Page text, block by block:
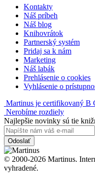
Kontakty
Náš príbeh
Náš blog
Knihovrátok
Partnerský systém
Pridaj sa k nám
Marketing
Náš labák
Prehlásenie o cookies
Vyhlásenie o
Martinus je certifikovaný B
Nerobíme rozdiely
Najlepšie novinky sú tie
Odoslať
© 2000-2026 Martinus.
vyhradené.